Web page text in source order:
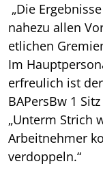
„Die
nahezu allen
etlichen
Im
erfreulich ist
BAPersBw 1
„Unterm Strich
Arbeitnehmer
verdoppeln.“